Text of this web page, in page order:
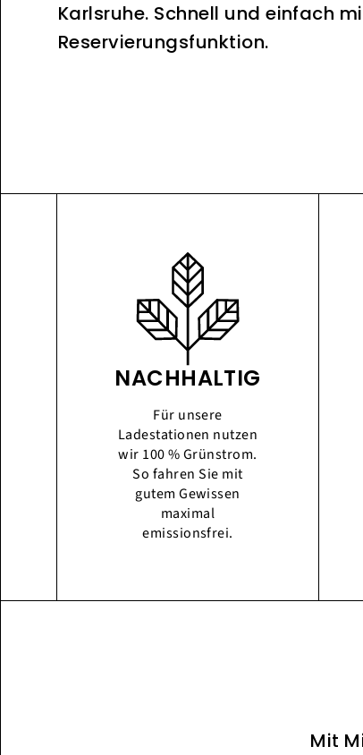
Karlsruhe. Schnell und einfach
Reservierungsfunktion.
NACHHALTIG
Für unsere
Ladestationen nutzen
wir 100 % Grünstrom.
So fahren Sie mit
gutem Gewissen
maximal
emissionsfrei.
Mit